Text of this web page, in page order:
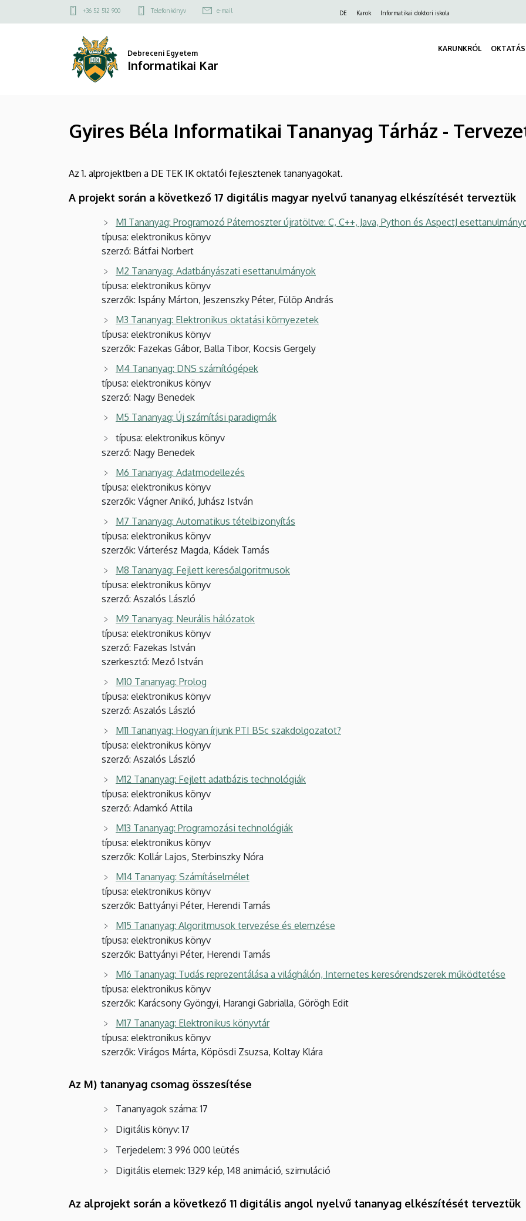
Informatikai
Tananyag
tananyagok
Informatikai
a
Felső
menü
+36 52 512 900 Telefonkönyv e-mail DE Karok Informatikai doktori iskola
Debreceni Egyetem
Informatikai Kar
KARUNKRÓL OKTATÁS
Gyires Béla Informatikai Tananyag Tárház -
Az 1. alprojektben a DE TEK IK oktatói fejlesztenek tananyagokat.
A projekt során a következő 17 digitális magyar nyelvű tananyag elkészítését terveztük
M1 Tananyag: Programozó Páternoszter újratöltve: C, C++, Java, Python és AspectJ
típusa: elektronikus könyv
szerző: Bátfai Norbert
M2 Tananyag: Adatbányászati esettanulmányok
típusa: elektronikus könyv
szerzők: Ispány Márton, Jeszenszky Péter, Fülöp András
M3 Tananyag: Elektronikus oktatási környezetek
típusa: elektronikus könyv
szerzők: Fazekas Gábor, Balla Tibor, Kocsis Gergely
M4 Tananyag: DNS számítógépek
típusa: elektronikus könyv
szerző: Nagy Benedek
M5 Tananyag: Új számítási paradigmák
típusa: elektronikus könyv
szerző: Nagy Benedek
M6 Tananyag: Adatmodellezés
típusa: elektronikus könyv
szerzők: Vágner Anikó, Juhász István
M7 Tananyag: Automatikus tételbizonyítás
típusa: elektronikus könyv
szerzők: Várterész Magda, Kádek Tamás
M8 Tananyag: Fejlett keresőalgoritmusok
típusa: elektronikus könyv
szerző: Aszalós László
M9 Tananyag: Neurális hálózatok
típusa: elektronikus könyv
szerző: Fazekas István
szerkesztő: Mező István
M10 Tananyag: Prolog
típusa: elektronikus könyv
szerző: Aszalós László
M11 Tananyag: Hogyan írjunk PTI BSc szakdolgozatot?
típusa: elektronikus könyv
szerző: Aszalós László
M12 Tananyag: Fejlett adatbázis technológiák
típusa: elektronikus könyv
szerző: Adamkó Attila
M13 Tananyag: Programozási technológiák
típusa: elektronikus könyv
szerzők: Kollár Lajos, Sterbinszky Nóra
M14 Tananyag: Számításelmélet
típusa: elektronikus könyv
szerzők: Battyányi Péter, Herendi Tamás
M15 Tananyag: Algoritmusok tervezése és elemzése
típusa: elektronikus könyv
szerzők: Battyányi Péter, Herendi Tamás
M16 Tananyag: Tudás reprezentálása a világhálón, Internetes keresőrendszerek működtetése
típusa: elektronikus könyv
szerzők: Karácsony Gyöngyi, Harangi Gabrialla, Görögh Edit
M17 Tananyag: Elektronikus könyvtár
típusa: elektronikus könyv
szerzők: Virágos Márta, Köpösdi Zsuzsa, Koltay Klára
Az M) tananyag csomag összesítése
Tananyagok száma: 17
Digitális könyv: 17
Terjedelem: 3 996 000 leütés
Digitális elemek: 1329 kép, 148 animáció, szimuláció
Az alprojekt során a következő 11 digitális angol nyelvű tananyag elkészítését terveztük